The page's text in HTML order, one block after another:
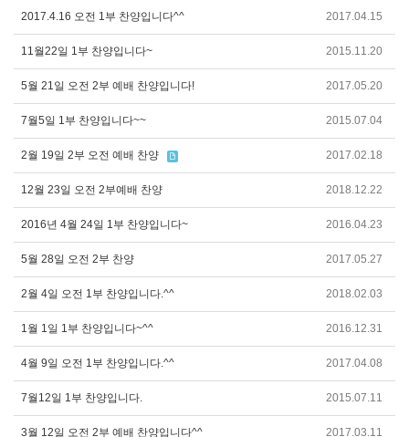
2017.4.16 오전 1부 찬양입니다^^ 2017.04.15
11월22일 1부 찬양입니다~ 2015.11.20
5월 21일 오전 2부 예배 찬양입니다! 2017.05.20
7월5일 1부 찬양입니다~~ 2015.07.04
2월 19일 2부 오전 예배 찬양 2017.02.18
12월 23일 오전 2부예배 찬양 2018.12.22
2016년 4월 24일 1부 찬양입니다~ 2016.04.23
5월 28일 오전 2부 찬양 2017.05.27
2월 4일 오전 1부 찬양입니다.^^ 2018.02.03
1월 1일 1부 찬양입니다~^^ 2016.12.31
4월 9일 오전 1부 찬양입니다.^^ 2017.04.08
7월12일 1부 찬양입니다. 2015.07.11
3월 12일 오전 2부 예배 찬양입니다^^ 2017.03.11